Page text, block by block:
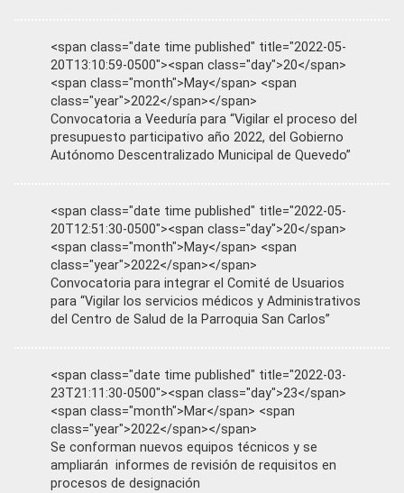
<span class="date time published" title="2022-05-
20T13:10:59-0500"><span class="day">20</span>
<span class="month">May</span> <span
class="year">2022</span></span>
Convocatoria a Veeduría para “Vigilar el proceso del
presupuesto participativo año 2022, del Gobierno
Autónomo Descentralizado Municipal de Quevedo”
<span class="date time published" title="2022-05-
20T12:51:30-0500"><span class="day">20</span>
<span class="month">May</span> <span
class="year">2022</span></span>
Convocatoria para integrar el Comité de Usuarios
para “Vigilar los servicios médicos y Administrativos
del Centro de Salud de la Parroquia San Carlos”
<span class="date time published" title="2022-03-
23T21:11:30-0500"><span class="day">23</span>
<span class="month">Mar</span> <span
class="year">2022</span></span>
Se conforman nuevos equipos técnicos y se
ampliarán informes de revisión de requisitos en
procesos de designación